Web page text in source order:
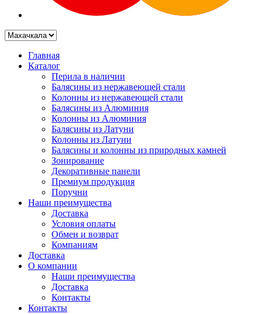
Главная
Каталог
Перила в наличии
Балясины из нержавеющей стали
Колонны из нержавеющей стали
Балясины из Алюминия
Колонны из Алюминия
Балясины из Латуни
Колонны из Латуни
Балясины и колонны из природных камней
Зонирование
Декоративные панели
Премиум продукция
Поручни
Наши преимущества
Доставка
Условия оплаты
Обмен и возврат
Компаниям
Доставка
О компании
Наши преимущества
Доставка
Контакты
Контакты